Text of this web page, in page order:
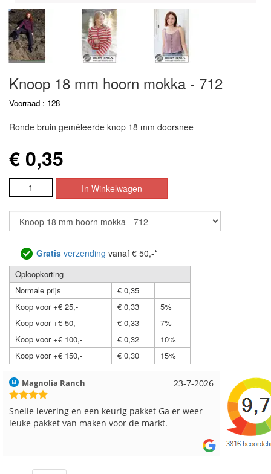
Knoop 18 mm hoorn mokka - 712
Voorraad : 128
Ronde bruin gemêleerde knop 18 mm doorsnee
€ 0,35
Gratis verzending vanaf € 50,-*
Oploopkorting
Normale prijs
€ 0,35
Koop voor +€ 25,-
€ 0,33
5%
Koop voor +€ 50,-
€ 0,33
7%
Koop voor +€ 100,-
€ 0,32
10%
Koop voor +€ 150,-
€ 0,30 15%
17-7-2026
Hilde uit Loyers
Reeds meerdere keren breigaren en breinaalden
besteld, altijd heel tevreden over de service.
Loes uit
Snelle